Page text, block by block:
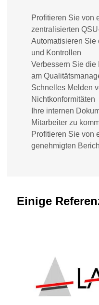
Profitieren Sie von
zentralisierten
Automatisieren Sie
und Kontrollen
Verbessern Sie die
am
Schnelles Melden
Nichtkonformitäten
Ihre internen
Mitarbeiter zu
Profitieren Sie von
genehmigten
Einige